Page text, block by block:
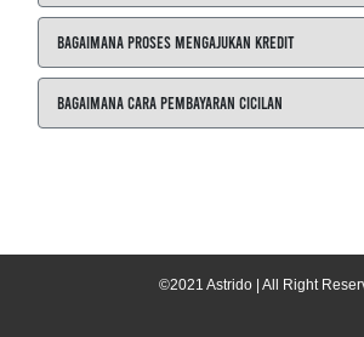
Bagaimana Proses Mengajukan Kredit
Bagaimana Cara Pembayaran Cicilan
©2021 Astrido | All Right